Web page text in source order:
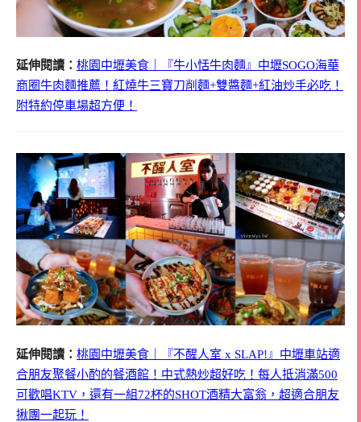
延伸閱讀： 桃園中壢美食｜『牛小恬牛肉麵』中壢SOGO海華
商圈牛肉麵推薦！紅燒牛三寶刀削麵+雙醬麵+紅油炒手必吃！
附特約停車場超方便！
延伸閱讀： 桃園中壢美食｜『不醒人室 x SLAP!』中壢車站適
合朋友聚餐小酌的餐酒館！中式熱炒超好吃！每人抵消滿500
可歡唱KTV，還有一組72杯的SHOT酒精大富翁，超適合朋友
揪團一起玩！